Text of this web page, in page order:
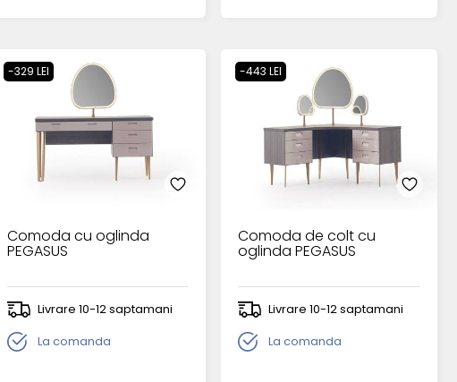
-329 LEI
Comoda cu oglinda
PEGASUS
Livrare 10-12 saptamani
La comanda
-443 LEI
Comoda de colt cu
oglinda PEGASUS
Livrare 10-12 saptamani
La comanda